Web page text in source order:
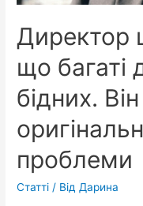
Директор
що багаті
бідних.
проблеми
Статті / Від Дарина